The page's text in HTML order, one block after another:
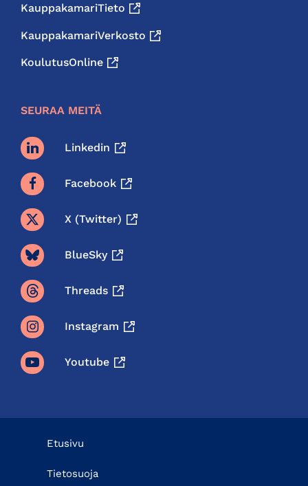
KauppakamariTieto
KauppakamariVerkosto
KoulutusOnline
SEURAA MEITÄ
Linkedin
Facebook
X (twitter)
BlueSky
Threads
Instagram
Youtube
Etusivu
Tietosuoja